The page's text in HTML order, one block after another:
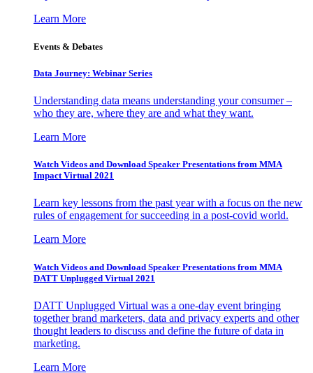
Learn More
Events & Debates
Data Journey: Webinar Series
Understanding data means understanding your consumer –
who they are, where they are and what they want.
Learn More
Watch Videos and Download Speaker Presentations from MMA
Impact Virtual 2021
Learn key lessons from the past year with a focus on the new
rules of engagement for succeeding in a post-covid world.
Learn More
Watch Videos and Download Speaker Presentations from MMA
DATT Unplugged Virtual 2021
DATT Unplugged Virtual was a one-day event bringing
together brand marketers, data and privacy experts and other
thought leaders to discuss and define the future of data in
marketing.
Learn More